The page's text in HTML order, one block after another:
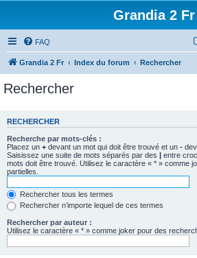
Grandia 2 Fr
FAQ
Grandia 2 Fr Index du forum Rechercher
Rechercher
RECHERCHER
Recherche par mots-clés :
Placez un + devant un mot qui doit être trouvé et un -
Saisissez une suite de mots séparés par des | entre
mots doit être trouvé. Utilisez le caractère « * » comme
partielles.
Rechercher tous les termes
Rechercher n’importe lequel de ces termes
Rechercher par auteur :
Utilisez le caractère « * » comme joker pour des